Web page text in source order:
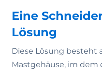
Eine
Lösung
Diese Lösung besteht
Mastgehäuse, im dem